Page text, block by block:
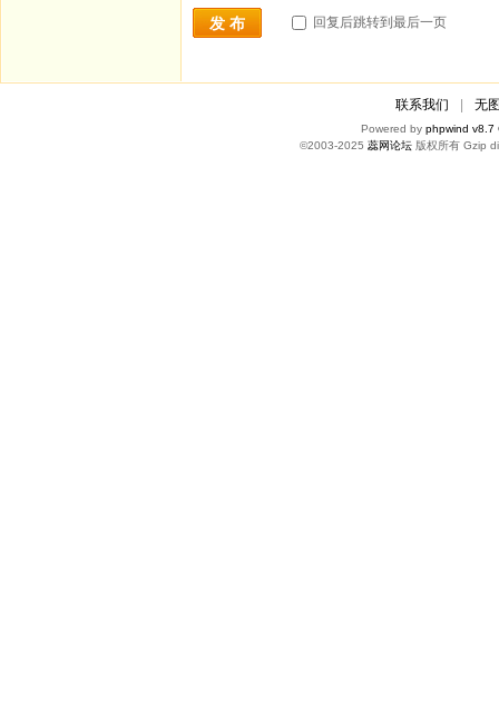
发 布 回复后跳转到最后一页
联系我们 无
Powered by phpwind v8.7
©2003-2025 蕊网论坛 版权所有 Gzip